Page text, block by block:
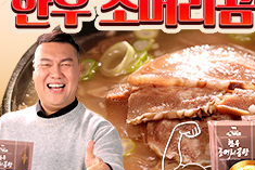
… 올해 10번째·42일 만 도발
반군·마약카르텔이 습득해 전투 활용
물질"
국인 노동자 숨져